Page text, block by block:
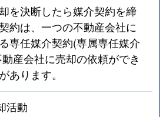
を決断したら媒介契約を締
約は、一つの不動産会社に
専任媒介契約(専属専任媒介
産会社に売却の依頼ができ
あります。
活動